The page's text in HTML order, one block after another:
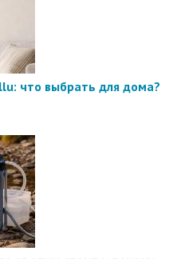
что выбрать для дома?